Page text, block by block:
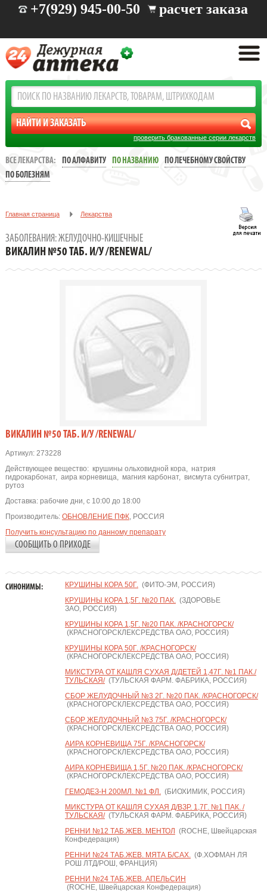
+7(929) 945-00-50 расчет заказа
проверить бракованные серии лекарств
ВСЕ ЛЕКАРСТВА: ПО АЛФАВИТУ ПО НАЗВАНИЮ
ПО ЛЕЧЕБНОМУ СВОЙСТВУ
ПО БОЛЕЗНЯМ
Главная страница Лекарства
ВИКАЛИН №50 ТАБ. И/У /RENEWAL/
ЗАБОЛЕВАНИЯ: ЖЕЛУДОЧНО-КИШЕЧНЫЕ
ВИКАЛИН №50 ТАБ. И/У /RENEWAL/
ВИКАЛИН №50 ТАБ. И/У /RENEWAL/
Артикул:273228
Действующее вещество: крушины ольховидной кора, натрия
гидрокарбонат, аира корневища, магния карбонат, висмута субнитрат,
рутоз
Доставка: рабочие дни, с 10:00 до 18:00
Производитель: ОБНОВЛЕНИЕ ПФК, РОССИЯ
Получить консультацию по данному препарату
СООБЩИТЬ О ПРИХОДЕ
СИНОНИМЫ: КРУШИНЫ КОРА 50Г.(ФИТО-ЭМ, РОССИЯ)
КРУШИНЫ КОРА 1,5Г. №20 ПАК.(ЗДОРОВЬЕ
ЗАО, РОССИЯ)
КРУШИНЫ КОРА 1,5Г. №20 ПАК. /КРАСНОГОРСК/
(КРАСНОГОРСКЛЕКСРЕДСТВА ОАО, РОССИЯ)
КРУШИНЫ КОРА 50Г. /КРАСНОГОРСК/
(КРАСНОГОРСКЛЕКСРЕДСТВА ОАО, РОССИЯ)
МИКСТУРА ОТ КАШЛЯ СУХАЯ Д/ДЕТЕЙ 1,47Г. №1 ПАК./
ТУЛЬСКАЯ/(ТУЛЬСКАЯ ФАРМ. ФАБРИКА, РОССИЯ)
СБОР ЖЕЛУДОЧНЫЙ №3 2Г. №20 ПАК. /КРАСНОГОРСК/
(КРАСНОГОРСКЛЕКСРЕДСТВА ОАО, РОССИЯ)
СБОР ЖЕЛУДОЧНЫЙ №3 75Г. /КРАСНОГОРСК/
(КРАСНОГОРСКЛЕКСРЕДСТВА ОАО, РОССИЯ)
АИРА КОРНЕВИЩА 75Г. /КРАСНОГОРСК/
(КРАСНОГОРСКЛЕКСРЕДСТВА ОАО, РОССИЯ)
АИРА КОРНЕВИЩА 1,5Г. №20 ПАК. /КРАСНОГОРСК/
(КРАСНОГОРСКЛЕКСРЕДСТВА ОАО, РОССИЯ)
ГЕМОДЕЗ-Н 200МЛ. №1 ФЛ.(БИОХИМИК, РОССИЯ)
МИКСТУРА ОТ КАШЛЯ СУХАЯ Д/ВЗР. 1,7Г. №1 ПАК. /
ТУЛЬСКАЯ/(ТУЛЬСКАЯ ФАРМ. ФАБРИКА, РОССИЯ)
РЕННИ №12 ТАБ.ЖЕВ. МЕНТОЛ (ROCHE, Швейцарская
Конфедерация)
РЕННИ №24 ТАБ.ЖЕВ. МЯТА Б/САХ.(Ф.ХОФМАН ЛЯ
РОШ ЛТД/РОШ, ФРАНЦИЯ)
РЕННИ №24 ТАБ.ЖЕВ. АПЕЛЬСИН
(ROCHE, Швейцарская Конфедерация)